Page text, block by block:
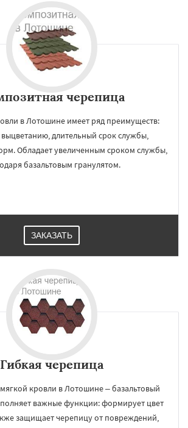
черепица
в Лотошине имеет ряд преимуществ:
выцветанию, длительный срок службы,
Обладает увеличенным сроком службы,
базальтовым гранулятом.
ЗАКАЗАТЬ
Гибкая черепица
кровли в Лотошине – базальтовый
важные функции: формирует цвет
защищает черепицу от повреждений,